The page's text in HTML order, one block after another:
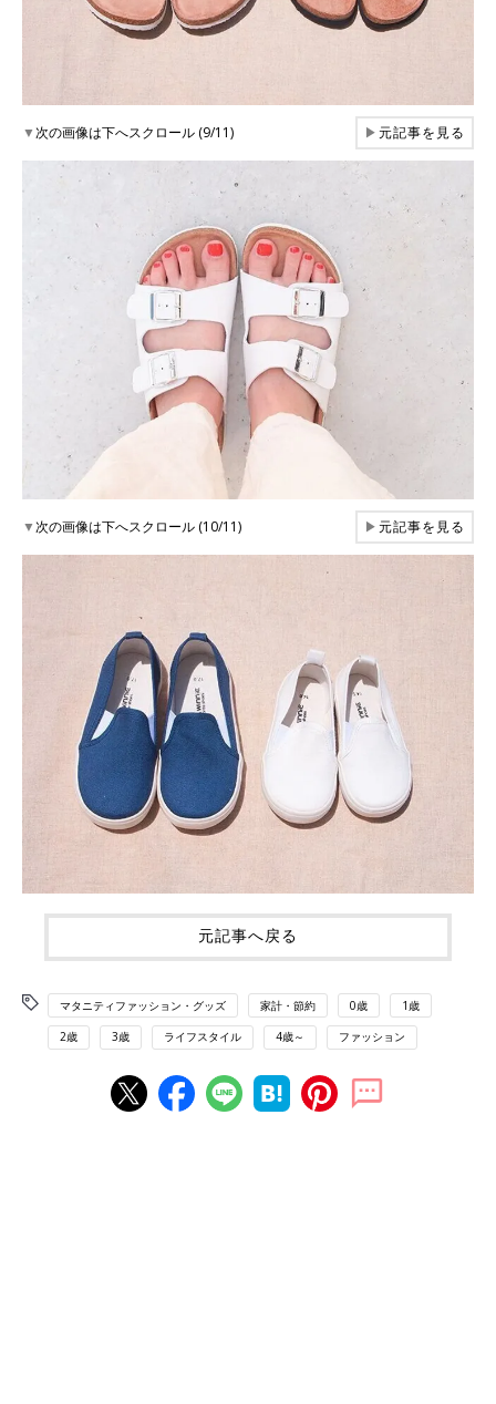
▼次の画像は下へスクロール (9/11) ▶元記事を見る
▼次の画像は下へスクロール (10/11) ▶元記事を見る
元記事へ戻る
マタニティファッション・グッズ 家計・節約 0歳 1歳
2歳 3歳 ライフスタイル 4歳～ ファッション